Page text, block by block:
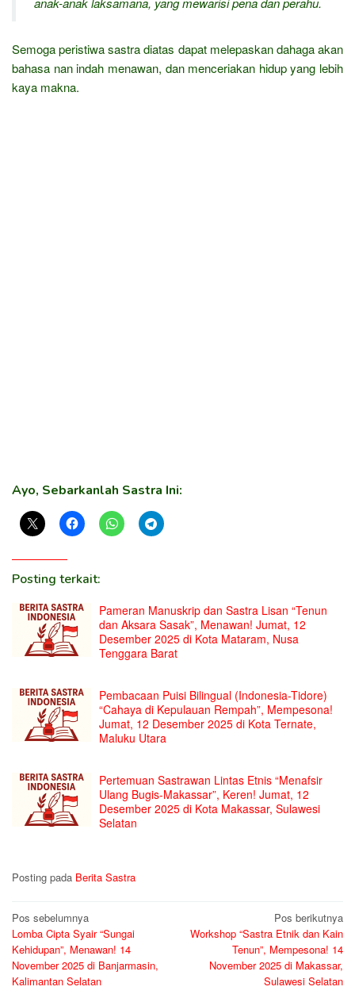
Semoga peristiwa sastra diatas dapat melepaskan dahaga akan
bahasa nan indah menawan, dan menceriakan hidup yang lebih
kaya makna.
Ayo, Sebarkanlah Sastra Ini:
Posting terkait:
Pameran Manuskrip dan Sastra Lisan “Tenun
dan Aksara Sasak”, Menawan! Jumat, 12
Desember 2025 di Kota Mataram, Nusa
Tenggara Barat
Pembacaan Puisi Bilingual (Indonesia-Tidore)
“Cahaya di Kepulauan Rempah”, Mempesona!
Jumat, 12 Desember 2025 di Kota Ternate,
Maluku Utara
Pertemuan Sastrawan Lintas Etnis “Menafsir
Ulang Bugis-Makassar”, Keren! Jumat, 12
Desember 2025 di Kota Makassar, Sulawesi
Selatan
Posting pada Berita Sastra
Navigasi
pos
Pos sebelumnya
Lomba Cipta Syair “Sungai
Kehidupan”, Menawan! 14
November 2025 di Banjarmasin,
Kalimantan Selatan
Pos berikutnya
Workshop “Sastra Etnik dan Kain
Tenun”, Mempesona! 14
November 2025 di Makassar,
Sulawesi Selatan